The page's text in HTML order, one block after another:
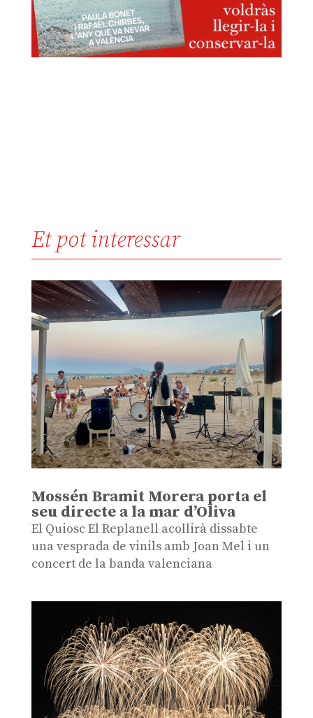
Et pot interessar
Mossén Bramit Morera porta el
seu directe a la mar d’Oliva
El Quiosc El Replanell acollirà dissabte
una vesprada de vinils amb Joan Mel i un
concert de la banda valenciana